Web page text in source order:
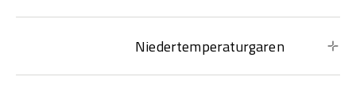
Niedertemperaturgaren